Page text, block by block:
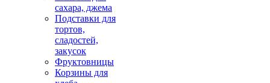
сахара, джема
Подставки для
тортов,
сладостей,
закусок
Фруктовницы
Корзины для